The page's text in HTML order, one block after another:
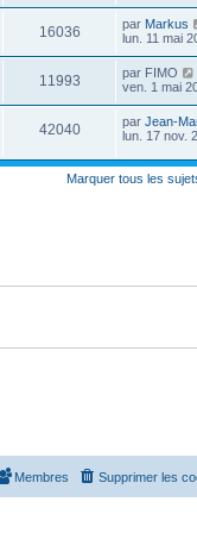
e
s
s
a
g
e
s
r
m
e
s
s
a
g
e
u
s
i
e
r
m
e
s
s
a
g
e
16036V
u
s
D
e
i
e
r
m
e
s
a
par Markus
lun. 11 mai
11993V
u
s
D
e
i
e
r
m
e
par FIMO
ven. 1 mai
42040V
u
D
e
n
i
g
par Jean-
lun. 17 nov.
Marquer tous les
Supprimer les
Membres